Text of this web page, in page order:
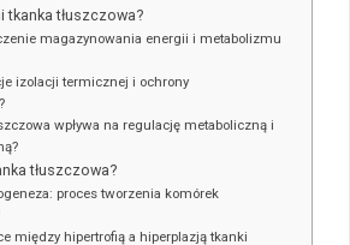
tkanka tłuszczowa?
magazynowania energii i metabolizmu
izolacji termicznej i ochrony
wpływa na regulację metaboliczną i
tłuszczowa?
proces tworzenia komórek
między hipertrofią a hiperplazją tkanki